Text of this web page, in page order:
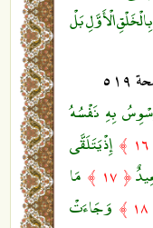
الْأَوَّلِ بَلْ
بِهِ نَفْسُهُ
إِذْ يَتَلَقَّى
﴿ ١٧ ﴾
مَا
وَجَاءَتْ